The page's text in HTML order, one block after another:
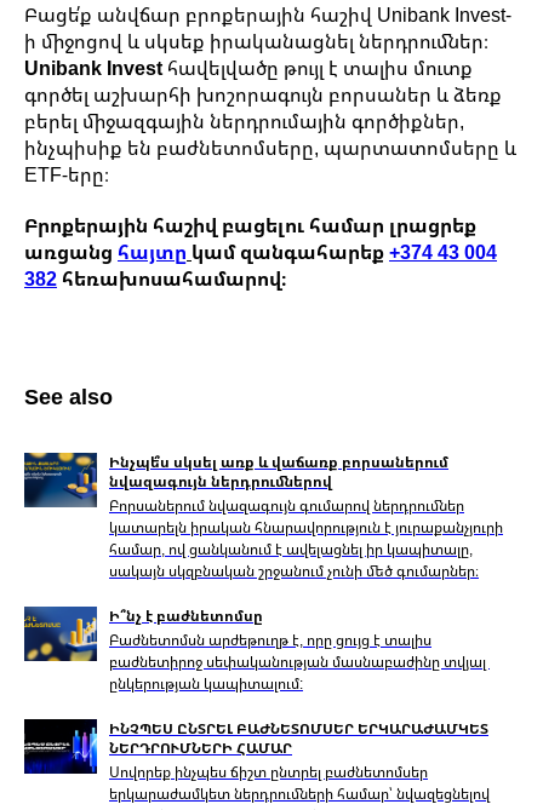
Բացե՛ք անվճար բրոքերային հաշիվ Unibank Invest-
ի միջոցով և սկսեք իրականացնել ներդրումներ։
Unibank Investհավելվածը թույլ է տալիս մուտք
գործել աշխարհի խոշորագույն բորսաներ և ձեռք
բերել միջազգային ներդրումային գործիքներ,
ինչպիսիք են բաժնետոմսերը, պարտատոմսերը և
ETF-երը։
Բրոքերային հաշիվ բացելու համար լրացրեք
առցանց հայտը կամ զանգահարեք+374 43 004
382 հեռախոսահամարով։
See also
Ինչպե՞ս սկսել առք և վաճառք բորսաներում
նվազագույն ներդրումներով
Բորսաներում նվազագույն գումարով ներդրումներ
կատարելն իրական հնարավորություն է յուրաքանչյուրի
համար, ով ցանկանում է ավելացնել իր կապիտալը,
սակայն սկզբնական շրջանում չունի մեծ գումարներ։
Ի՞նչ է բաժնետոմսը
Բաժնետոմսն արժեթուղթ է, որը ցույց է տալիս
բաժնետիրոջ սեփականության մասնաբաժինը տվյալ
ընկերության կապիտալում:
ԻՆՉՊԵՍ ԸՆՏՐԵԼ ԲԱԺՆԵՏՈՄՍԵՐ ԵՐԿԱՐԱԺԱՄԿԵՏ
ՆԵՐԴՐՈՒՄՆԵՐԻ ՀԱՄԱՐ
Սովորեք ինչպես ճիշտ ընտրել բաժնետոմսեր
երկարաժամկետ ներդրումների համար՝ նվազեցնելով